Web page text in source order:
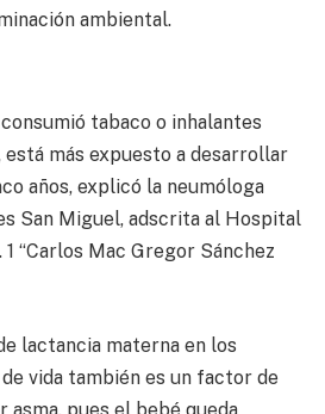
ambiental.
tabaco o inhalantes
más expuesto a desarrollar
años, explicó la neumóloga
San Miguel, adscrita al Hospital
“Carlos Mac Gregor Sánchez
lactancia materna en los
vida también es un factor de